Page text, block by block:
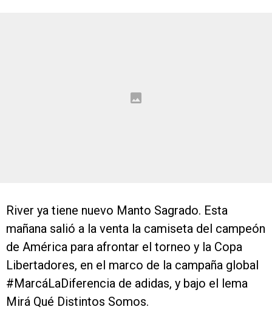
River ya tiene nuevo Manto Sagrado. Esta
mañana salió a la venta la camiseta del campeón
de América para afrontar el torneo y la Copa
Libertadores, en el marco de la campaña global
#MarcáLaDiferencia de adidas, y bajo el lema
Mirá Qué Distintos Somos.